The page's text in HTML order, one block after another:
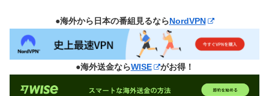
●海外から日本の番組見るならNordVPN
●海外送金ならWISE がお得！